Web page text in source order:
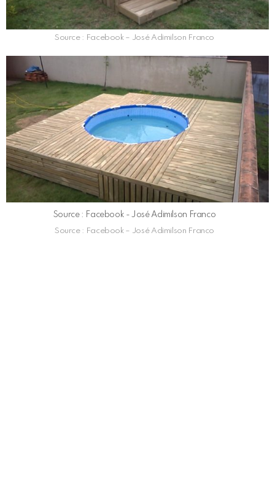
Source : Facebook – José Adimilson Franco
Source : Facebook - José Adimilson Franco
Source : Facebook – José Adimilson Franco